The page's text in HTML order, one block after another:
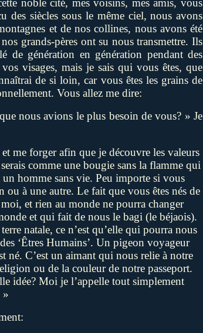
noble cité, mes voisins, mes amis, vous
des siècles sous le même ciel, nous avons
et de nos collines, nous avons été
grands-pères ont su nous transmettre. Ils
de génération en génération pendant des
visages, mais je sais qui vous êtes, que
de si loin, car vous êtes les grains de
Vous allez me dire:
nous avions le plus besoin de vous? » Je
me forger afin que je découvre les valeurs
comme une bougie sans la flamme qui
homme sans vie. Peu importe si vous
ou à une autre. Le fait que vous êtes nés de
et rien au monde ne pourra changer
et qui fait de nous le bagi (le béjaois).
natale, ce n’est qu’elle qui pourra nous
‘Êtres Humains’. Un pigeon voyageur
C’est un aimant qui nous relie à notre
ou de la couleur de notre passeport.
idée? Moi je l’appelle tout simplement
»